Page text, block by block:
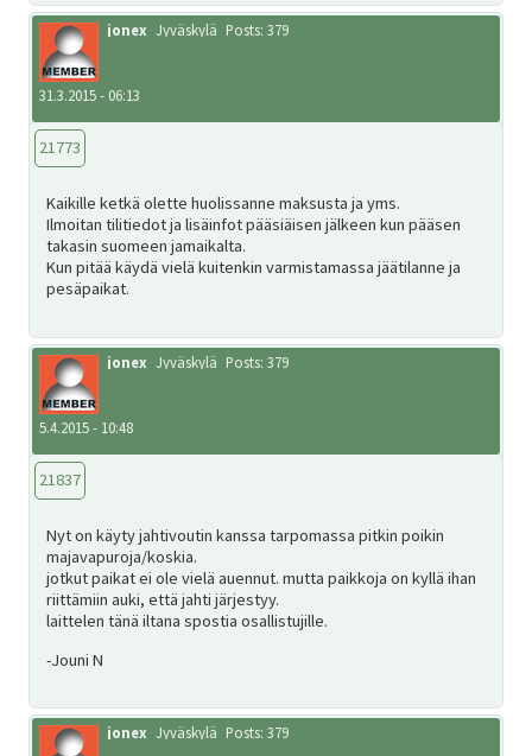
jonex Jyväskylä Posts: 379
31.3.2015 - 06:13
21773
Kaikille ketkä olette huolissanne maksusta ja yms.
Ilmoitan tilitiedot ja lisäinfot pääsiäisen jälkeen kun pääsen
takasin suomeen jamaikalta.
Kun pitää käydä vielä kuitenkin varmistamassa jäätilanne ja
pesäpaikat.
jonex Jyväskylä Posts: 379
5.4.2015 - 10:48
21837
Nyt on käyty jahtivoutin kanssa tarpomassa pitkin poikin
majavapuroja/koskia.
jotkut paikat ei ole vielä auennut. mutta paikkoja on kyllä ihan
riittämiin auki, että jahti järjestyy.
laittelen tänä iltana spostia osallistujille.
-Jouni N
jonex Jyväskylä Posts: 379